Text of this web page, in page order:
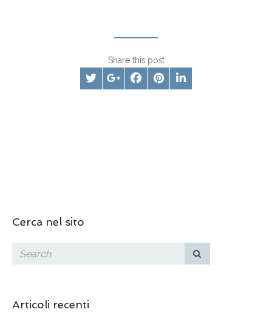
Share this post
Cerca nel sito
Articoli recenti